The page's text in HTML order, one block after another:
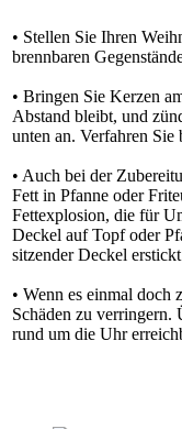
• Stellen Sie Ihren
brennbaren
• Bringen Sie Kerzen
Abstand bleibt, und
unten an. Verfahren
• Auch bei der
Fett in Pfanne oder
Fettexplosion, die für
Deckel auf Topf oder
sitzender Deckel
• Wenn es einmal
Schäden zu verringern.
rund um die Uhr